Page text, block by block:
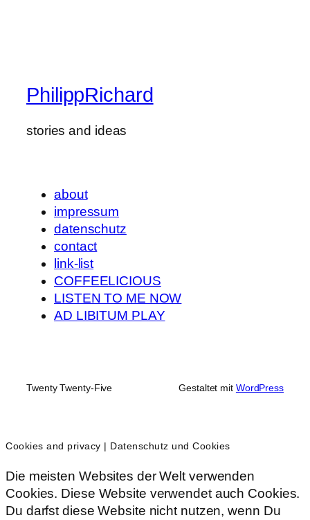
PhilippRichard
stories and ideas
about
impressum
datenschutz
contact
link-list
COFFEELICIOUS
LISTEN TO ME NOW
AD LIBITUM PLAY
Twenty Twenty-Five Gestaltet mit WordPress
Cookies and privacy | Datenschutz und Cookies
Die meisten Websites der Welt verwenden
Cookies. Diese Website verwendet auch Cookies.
Du darfst diese Website nicht nutzen, wenn Du